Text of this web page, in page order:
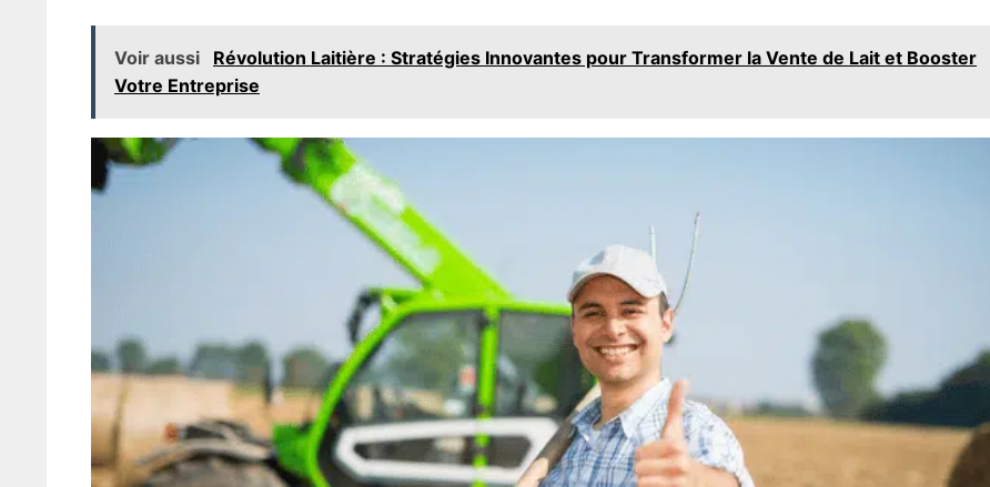
Voir aussi
Révolution Laitière : Stratégies Innovantes pour Transformer la Vente de Lait et Booster
Votre Entreprise